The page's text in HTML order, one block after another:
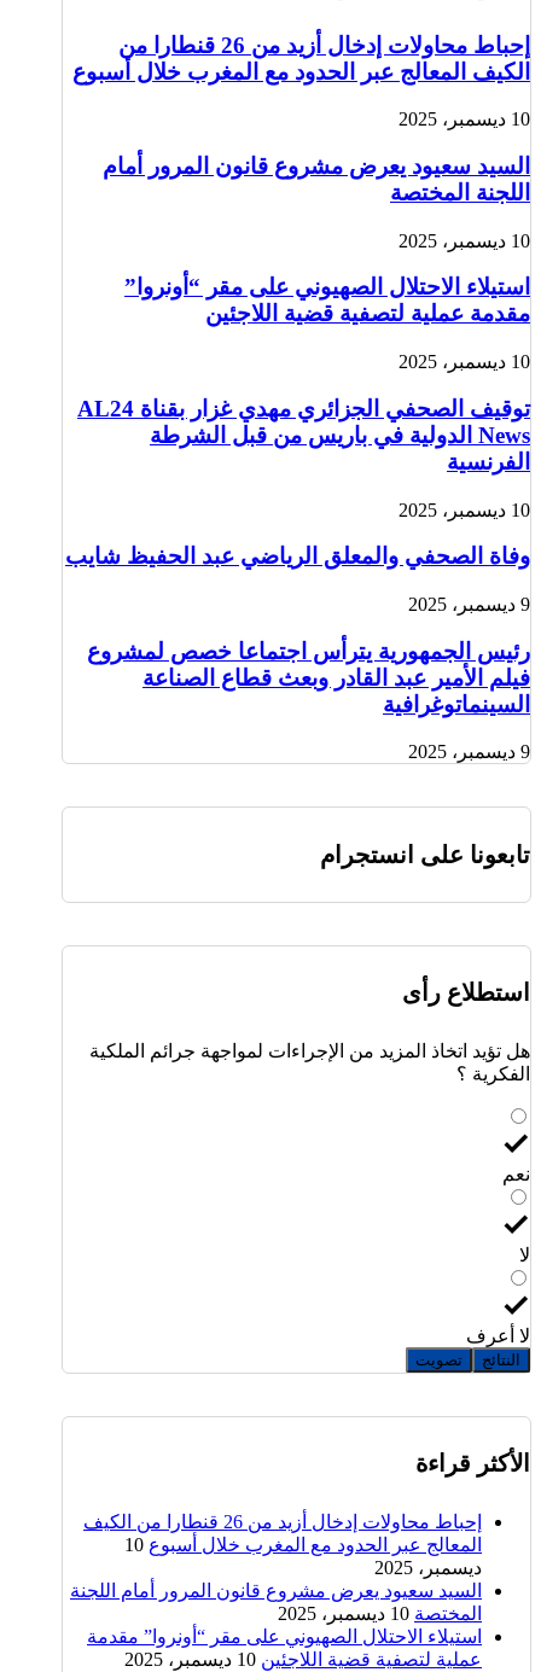
إحباط محاولات إدخال أزيد من 26 قنطارا من
الكيف المعالج عبر الحدود مع المغرب خلال أسبوع
10 ديسمبر، 2025
السيد سعيود يعرض مشروع قانون المرور أمام
اللجنة المختصة
10 ديسمبر، 2025
استيلاء الاحتلال الصهيوني على مقر “أونروا”
مقدمة عملية لتصفية قضية اللاجئين
10 ديسمبر، 2025
توقيف الصحفي الجزائري مهدي غزار بقناة AL24
News الدولية في باريس من قبل الشرطة
الفرنسية
10 ديسمبر، 2025
وفاة الصحفي والمعلق الرياضي عبد الحفيظ شايب
9 ديسمبر، 2025
رئيس الجمهورية يترأس اجتماعا خصص لمشروع
فيلم الأمير عبد القادر وبعث قطاع الصناعة
السينماتوغرافية
9 ديسمبر، 2025
تابعونا على انستجرام
استطلاع رأى
هل تؤيد اتخاذ المزيد من الإجراءات لمواجهة جرائم الملكية
الفكرية ؟
نعم
لا
لا أعرف
النتائج تصويت
الأكثر قراءة
إحباط محاولات إدخال أزيد من 26 قنطارا من الكيف
المعالج عبر الحدود مع المغرب خلال أسبوع 10
ديسمبر، 2025
السيد سعيود يعرض مشروع قانون المرور أمام اللجنة
المختصة 10 ديسمبر، 2025
استيلاء الاحتلال الصهيوني على مقر “أونروا” مقدمة
عملية لتصفية قضية اللاجئين 10 ديسمبر، 2025